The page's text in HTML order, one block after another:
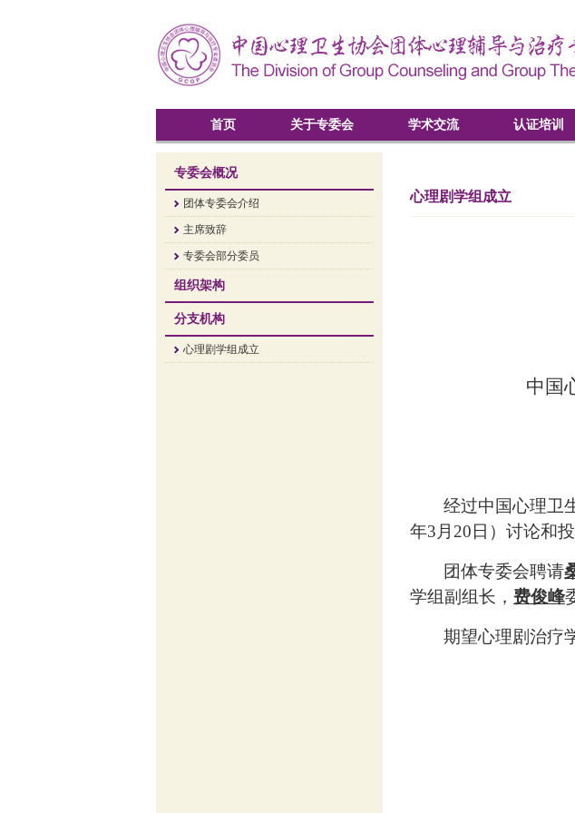
首页 关于专委会 学术交流 认证培训
专委会概况
团体专委会介绍
主席致辞
专委会部分委员
组织架构
分支机构
心理剧学组成立
心理剧学组成立
中国
经过中国心理卫
年3月 20 日）讨论和
团体专委会聘请
学组副组长， 费俊峰
期望心理剧治疗